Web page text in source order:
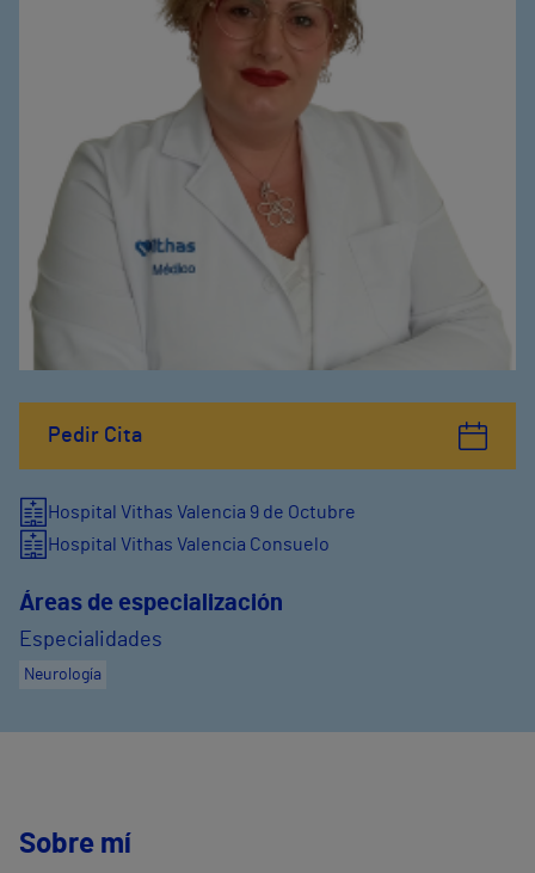
Pedir Cita
Hospital Vithas Valencia 9 de Octubre
Hospital Vithas Valencia Consuelo
Áreas de especialización
Especialidades
Neurología
Sobre mí